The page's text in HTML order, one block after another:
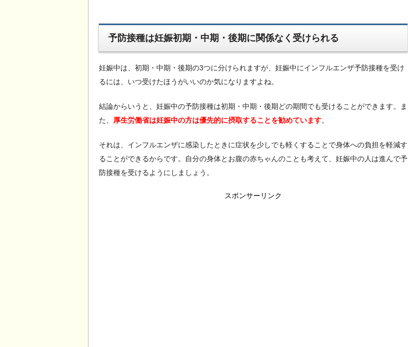
予防接種は妊娠初期・中期・後期に関係なく受けられる
妊娠中は、初期・中期・後期の3つに分けられますが、妊娠中にインフルエンザ予防接種を受け
るには、いつ受けたほうがいいのか気になりますよね。
結論からいうと、妊娠中の予防接種は初期・中期・後期どの期間でも受けることができます。ま
た、 厚生労働省は妊娠中の方は優先的に摂取することを勧めています。
それは、インフルエンザに感染したときに症状を少しでも軽くすることで身体への負担を軽減す
ることができるからです。自分の身体とお腹の赤ちゃんのことも考えて、妊娠中の人は進んで予
防接種を受けるようにしましょう。
スポンサーリンク